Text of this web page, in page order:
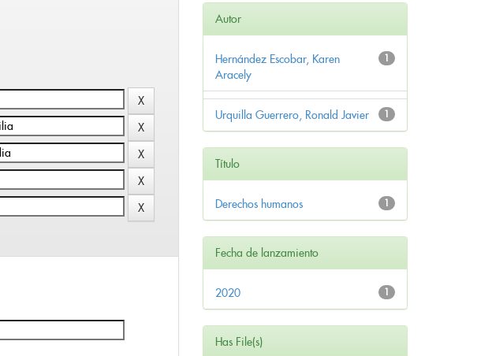
Autor
1
Hernández Escobar, Karen
Aracely
1
Urquilla Guerrero, Ronald Javier
Título
1
Derechos humanos
Fecha de lanzamiento
1
2020
Has File(s)